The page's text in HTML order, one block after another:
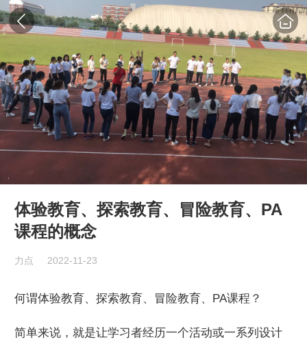
体验教育、探索教育、冒险教育、PA
课程的概念
力点 2022-11-23
何谓体验教育、探索教育、冒险教育、PA课程？
简单来说，就是让学习者经历一个活动或一系列设计